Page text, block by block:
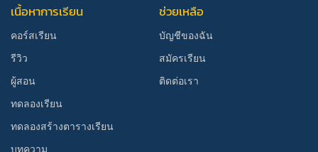
เนื้อหาการเรียน
คอร์สเรียน
รีวิว
ผู้สอน
ทดลองเรียน
ทดลองสร้างตารางเรียน
บทความ
ช่วยเหลือ
บัญชีของฉัน
สมัครเรียน
ติดต่อเรา